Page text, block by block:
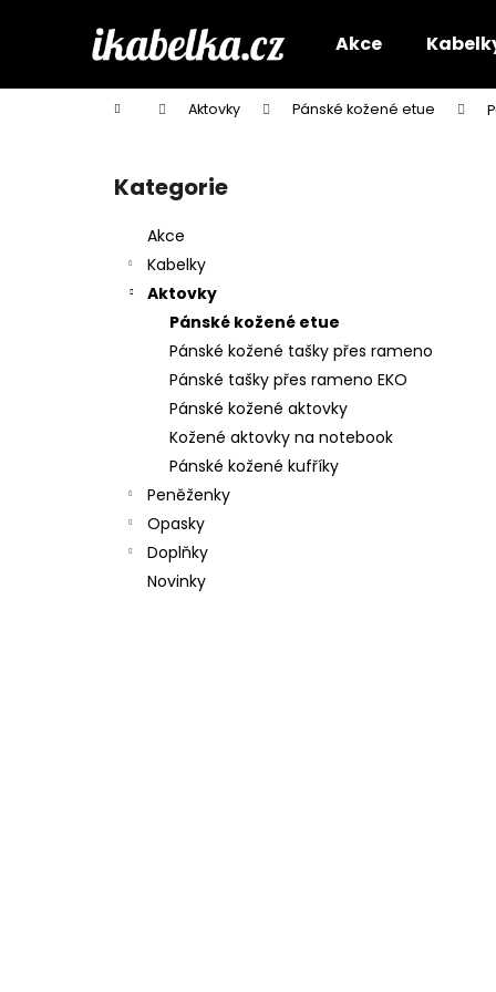
Akce
Domů Aktovky Pánské kožené etue
Přeskočit
kategorie
Kategorie
Akce
Kabelky
Aktovky
Pánské kožené etue
Pánské kožené tašky přes rameno
Pánské tašky přes rameno EKO
Pánské kožené aktovky
Kožené aktovky na notebook
Pánské kožené kufříky
Peněženky
Opasky
Doplňky
Novinky
í
Zpět
do
Zpět
do